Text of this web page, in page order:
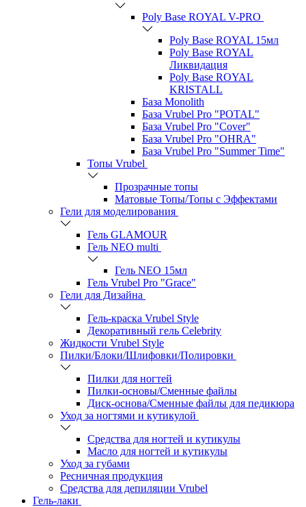
Poly Base ROYAL V-PRO
Poly Base ROYAL 15мл
Poly Base ROYAL
Ликвидация
Poly Base ROYAL
KRISTALL
База Monolith
База Vrubel Pro "POTAL"
База Vrubel Pro "Сover"
База Vrubel Pro "OHRA"
База Vrubel Pro "Summer Time"
Топы Vrubel
Прозрачные топы
Матовые Топы/Топы с Эффектами
Гели для моделирования
Гель GLAMOUR
Гель NEO multi
Гель NEO 15мл
Гель Vrubel Pro "Grace"
Гели для Дизайна
Гель-краска Vrubel Style
Декоративный гель Celebrity
Жидкости Vrubel Style
Пилки/Блоки/Шлифовки/Полировки
Пилки для ногтей
Пилки-основы/Сменные файлы
Диск-основа/Сменные файлы для педикюра
Уход за ногтями и кутикулой
Средства для ногтей и кутикулы
Масло для ногтей и кутикулы
Уход за губами
Ресничная продукция
Средства для депиляции Vrubel
Гель-лаки